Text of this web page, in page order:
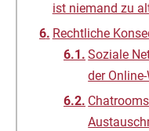
ist niemand zu
Rechtliche
Soziale
der